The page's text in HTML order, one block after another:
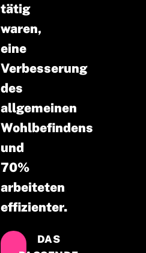
tätig
waren,
eine
Verbesserung
des
allgemeinen
Wohlbefindens
und
70%
arbeiteten
effizienter.
DAS